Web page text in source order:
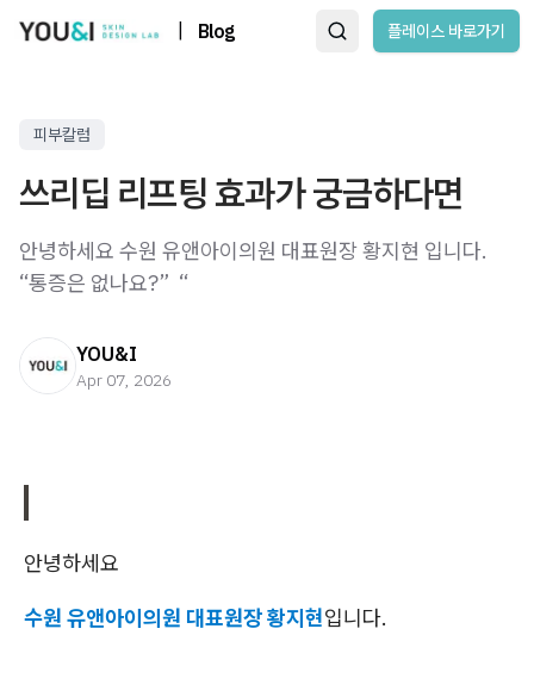
Blog 플레이스 바로가기
피부칼럼
쓰리딥 리프팅 효과가 궁금하다면
안녕하세요 수원 유앤아이의원 대표원장 황지현 입니다. ​ ​ ​
“통증은 없나요?” ​ “
YOU&I
Apr 07, 2026
안녕하세요
수원 유앤아이의원 대표원장 황지현입니다.